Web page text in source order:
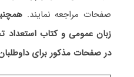
صفحات مراجعه نمایند.
زبان عمومی و کتاب
در صفحات مذکور برای